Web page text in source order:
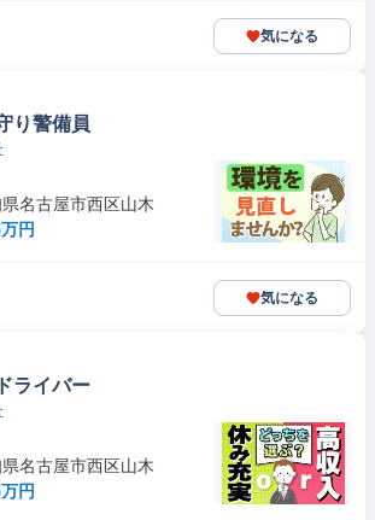
気になる
り警備員
名古屋市西区山木
円
気になる
ライバー
名古屋市西区山木
円